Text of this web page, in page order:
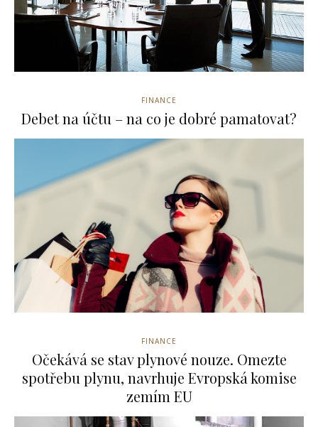
FINANCE
Debet na účtu – na co je dobré pamatovat?
FINANCE
Očekává se stav plynové nouze. Omezte
spotřebu plynu, navrhuje Evropská komise
zemím EU